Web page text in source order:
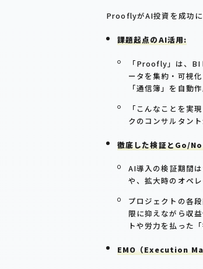
ProoflyがAI投資を成功に
課題起点のAI活用:
「Proofly」は、BI
ータを集約・可視
「通信簿」を自動
「こんなことを実
クのコンサルタン
徹底した検証とGo/
AI導入の検証期間
や、拡大時のオペ
プロジェクトの各
限に抑えながら収
トや労力を払った
EMO（Execution